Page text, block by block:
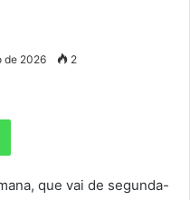
de 2026 2
WhatsApp
que vai de segunda-